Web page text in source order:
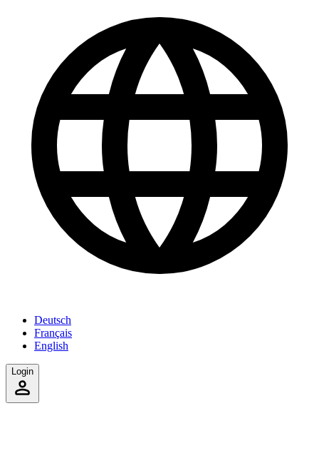
Deutsch
Français
English
Login